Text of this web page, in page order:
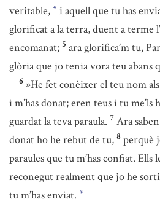
veritable, * i aquell que tu has
glorificat a la terra, duent a terme
encomanat; 5 ara glorifica’m tu,
glòria que jo tenia vora teu abans
6 »He fet conèixer el teu nom
i m’has donat; eren teus i tu me’ls
guardat la teva paraula. 7 Ara
donat ho he rebut de tu, 8 perquè
paraules que tu m’has confiat. Ells
reconegut realment que jo he
tu m’has enviat. *